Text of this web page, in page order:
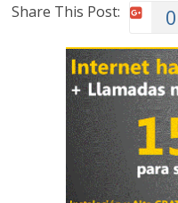
Share This Post: 0